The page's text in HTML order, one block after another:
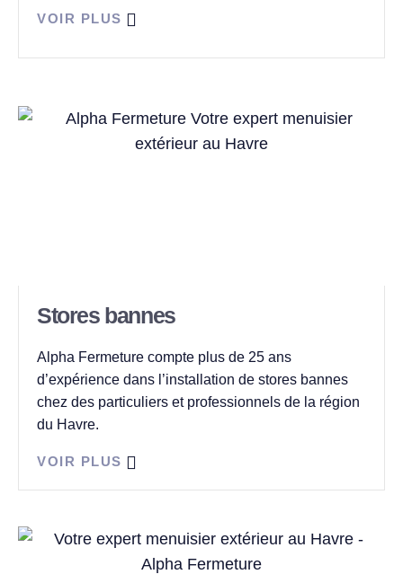
VOIR PLUS
Stores bannes
Alpha Fermeture compte plus de 25 ans
d’expérience dans l’installation de stores bannes
chez des particuliers et professionnels de la région
du Havre.
VOIR PLUS